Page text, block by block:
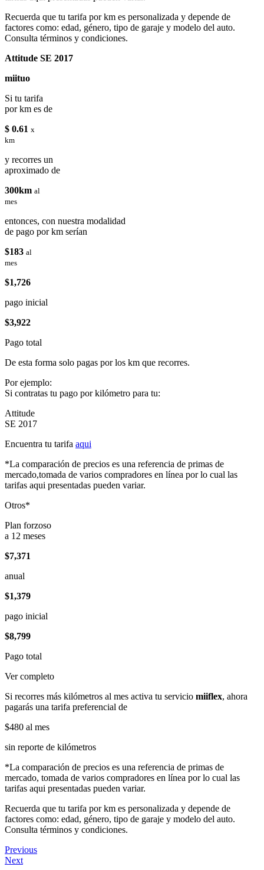
Recuerda que tu tarifa por km es personalizada y depende de
factores como: edad, género, tipo de garaje y modelo del auto.
Consulta términos y condiciones.
Attitude SE 2017
miituo
Si tu tarifa
por km es de
$ 0.61 x
km
y recorres un
aproximado de
300km al
mes
entonces, con nuestra modalidad
de pago por km serían
$183 al
mes
$1,726
pago inicial
$3,922
Pago total
De esta forma solo pagas por los km que recorres.
Por ejemplo:
Si contratas tu pago por kilómetro para tu:
Attitude
SE 2017
Encuentra tu tarifa aqui
*La comparación de precios es una referencia de primas de
mercado,tomada de varios compradores en línea por lo cual las
tarifas aqui presentadas pueden variar.
Otros*
Plan forzoso
a 12 meses
$7,371
anual
$1,379
pago inicial
$8,799
Pago total
Ver completo
Si recorres más kilómetros al mes activa tu servicio miiflex, ahora
pagarás una tarifa preferencial de
$480 al mes
sin reporte de kilómetros
*La comparación de precios es una referencia de primas de
mercado, tomada de varios compradores en línea por lo cual las
tarifas aqui presentadas pueden variar.
Recuerda que tu tarifa por km es personalizada y depende de
factores como: edad, género, tipo de garaje y modelo del auto.
Consulta términos y condiciones.
Previous
Next